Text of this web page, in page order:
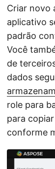
Criar novo
aplicativo
padrão
Você
de
dados
role para
para
conforme